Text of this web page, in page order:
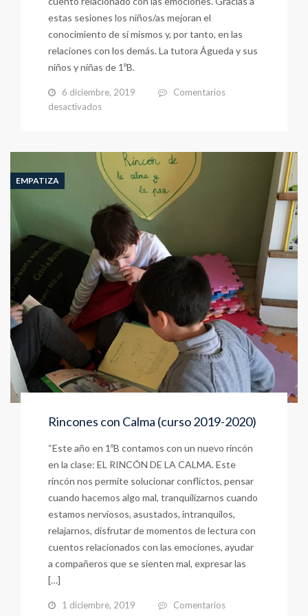
estas sesiones los niños/as mejoran el
conocimiento de sí mismos y, por tanto, en las
relaciones con los demás. La tutora Águeda y sus
niños y niñas de 1ºB.
6 diciembre, 2019
Comentarios
desactivados
(1ºB,
curso
2019-
2020)
EMPATIZA
Rincones con Calma (curso 2019-2020)
“Este año en 1ºB contamos con un nuevo rincón
en la clase: EL RINCÓN DE LA CALMA. Este
rincón nos permite solucionar conflictos, pensar
cuando hacemos algo mal, tranquilizarnos cuando
estamos nerviosos, asustados, intranquilos,
relajarnos, disfrutar de momentos de lectura con
cuentos relacionados con las emociones, ayudar
a compañeros que se sienten mal, expresar las
[…]
1 diciembre, 2019
Comentarios